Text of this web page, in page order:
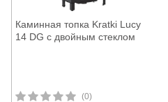
Каминная топка Kratki Lucy
14 DG с двойным стеклом
(0)